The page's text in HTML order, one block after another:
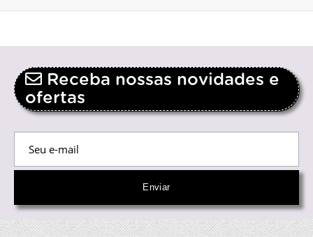
Receba nossas novidades e
ofertas